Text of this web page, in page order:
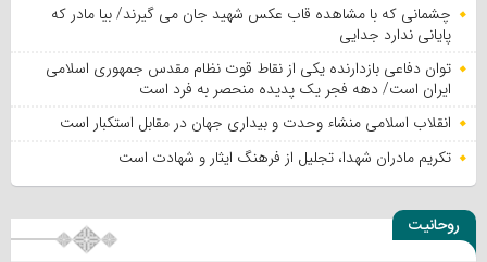
چشمانی که با مشاهده قاب عکس شهید جان می گیرند/ بیا مادر که
پایانی ندارد جدایی
توان دفاعی بازدارنده یکی از نقاط قوت نظام مقدس جمهوری اسلامی
ایران است/ دهه فجر یک پدیده منحصر به فرد است
انقلاب اسلامی منشاء وحدت و بیداری جهان در مقابل استکبار است
تکریم مادران شهدا، تجلیل از فرهنگ ایثار و شهادت است
روحانیت